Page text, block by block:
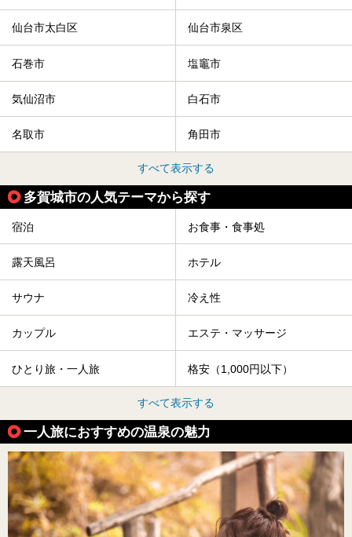
この「アクアイグニス仙台」の魅力を探りにお出かけしてき
仙台市太白区 仙台市泉区
石巻市 塩竈市
気仙沼市 白石市
名取市 角田市
すべて表示する
多賀城市の人気テーマから探す
宿泊 お食事・食事処
露天風呂 ホテル
サウナ 冷え性
カップル エステ・マッサージ
ひとり旅・一人旅 格安（1,000円以下）
すべて表示する
一人旅におすすめの温泉の魅力